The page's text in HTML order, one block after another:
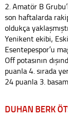
2. Amatör B
son haftalarda
oldukça
Yenikent ekibi,
Esentepespor’u
Off potasının
puanla 4. sırada
24 puanla 3.
DUHAN BERK